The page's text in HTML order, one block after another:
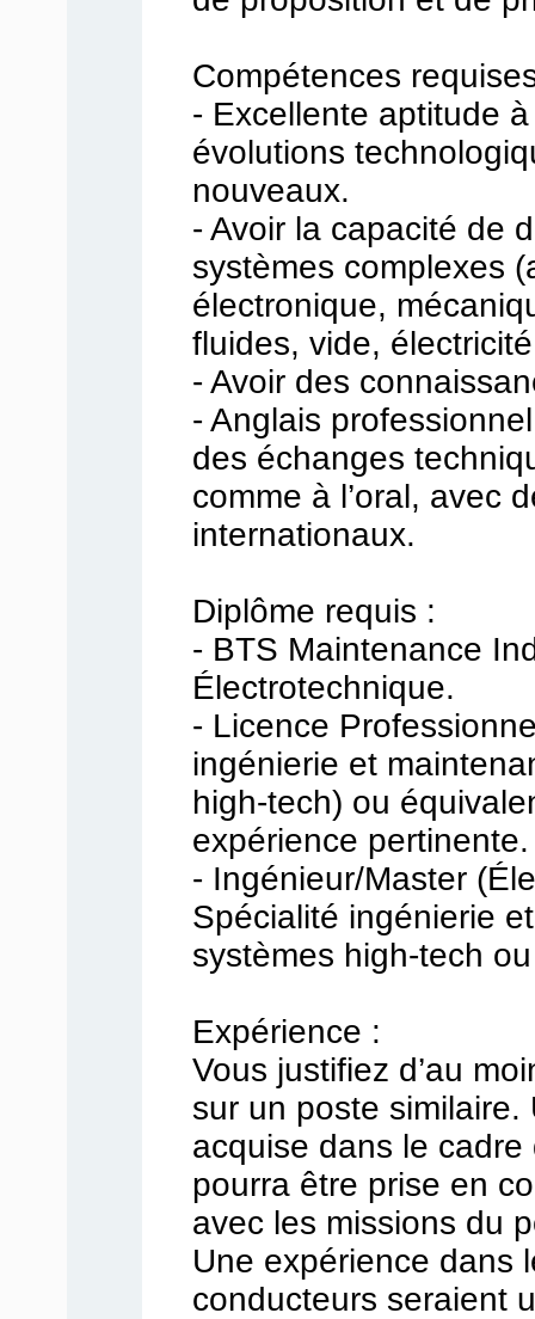
Compétences
- Excellente aptitude
évolutions
nouveaux.
- Avoir la capacité de
systèmes complexes
électronique,
fluides, vide,
- Avoir des
- Anglais
des échanges
comme à l’oral, avec
internationaux.
Diplôme requis :
- BTS Maintenance
Électrotechnique.
- Licence
ingénierie et
high-tech) ou
expérience pertinente.
- Ingénieur/Master
Spécialité ingénierie
systèmes high-tech
Expérience :
Vous justifiez d’au
sur un poste similaire.
acquise dans le cadre
pourra être prise en
avec les missions du
Une expérience dans
conducteurs seraient